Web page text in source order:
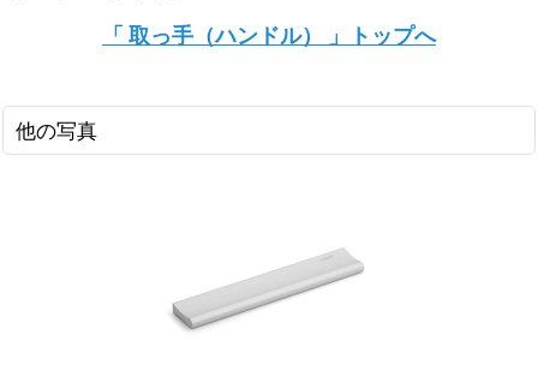
「 取っ手（ハンドル） 」トップへ
他の写真